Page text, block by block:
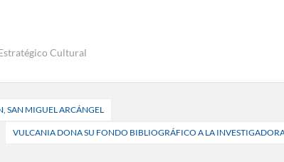
Cultural
SAN MIGUEL ARCÁNGEL
VULCANIA DONA SU FONDO BIBLIOGRÁFICO A LA